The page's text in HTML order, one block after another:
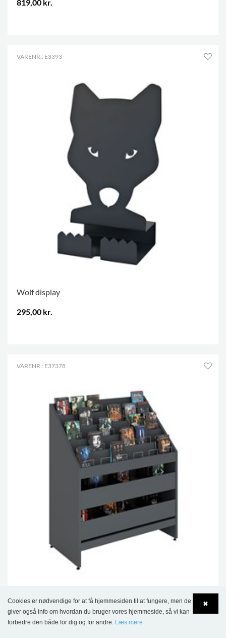
819,00 kr.
VARENR.: E3393
Wolf display
295,00 kr.
VARENR.: E37378
Malmö AV-krybbe med skuffer
18.146,00 kr.
✖
Cookies er nødvendige for at få hjemmesiden til at fungere, men de
giver også info om hvordan du bruger vores hjemmeside, så vi kan
forbedre den både for dig og for andre. Læs mere